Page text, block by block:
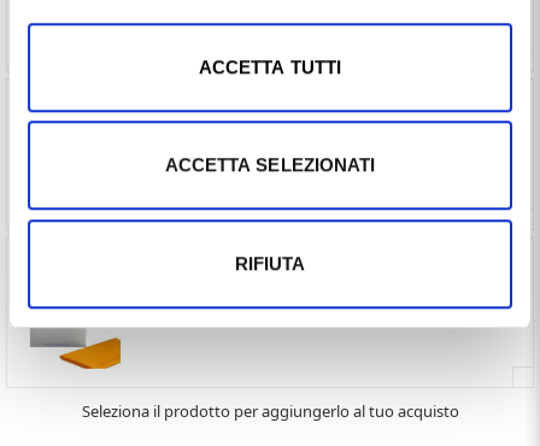
ACCETTA TUTTI
ACCETTA SELEZIONATI
RIFIUTA
Pulizia Gioielli Oro - bagno lucidante Silbo 200ml
(€ 10,00 ) -Vedi prodotto
Panno Pulizia gioielli in oro Silbo cm 30x24 (€ 6,00
Seleziona il prodotto per aggiungerlo al tuo acquisto